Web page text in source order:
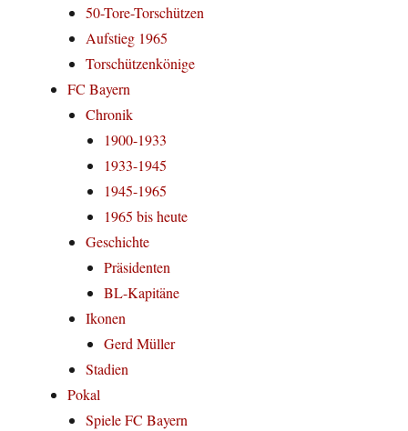
50-Tore-Torschützen
Aufstieg 1965
Torschützenkönige
FC Bayern
Chronik
1900-1933
1933-1945
1945-1965
1965 bis heute
Geschichte
Präsidenten
BL-Kapitäne
Ikonen
Gerd Müller
Stadien
Pokal
Spiele FC Bayern